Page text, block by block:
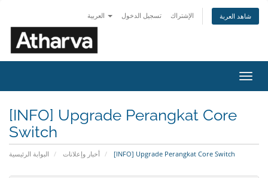
تسجيل الدخول الإشتراك شاهد العربة
تبديل
التنقل
[INFO] Upgrade Perangkat Core
Switch
البوابة الرئيسية أخبار وإعلانات [INFO] Upgrade Perangkat Core Switch